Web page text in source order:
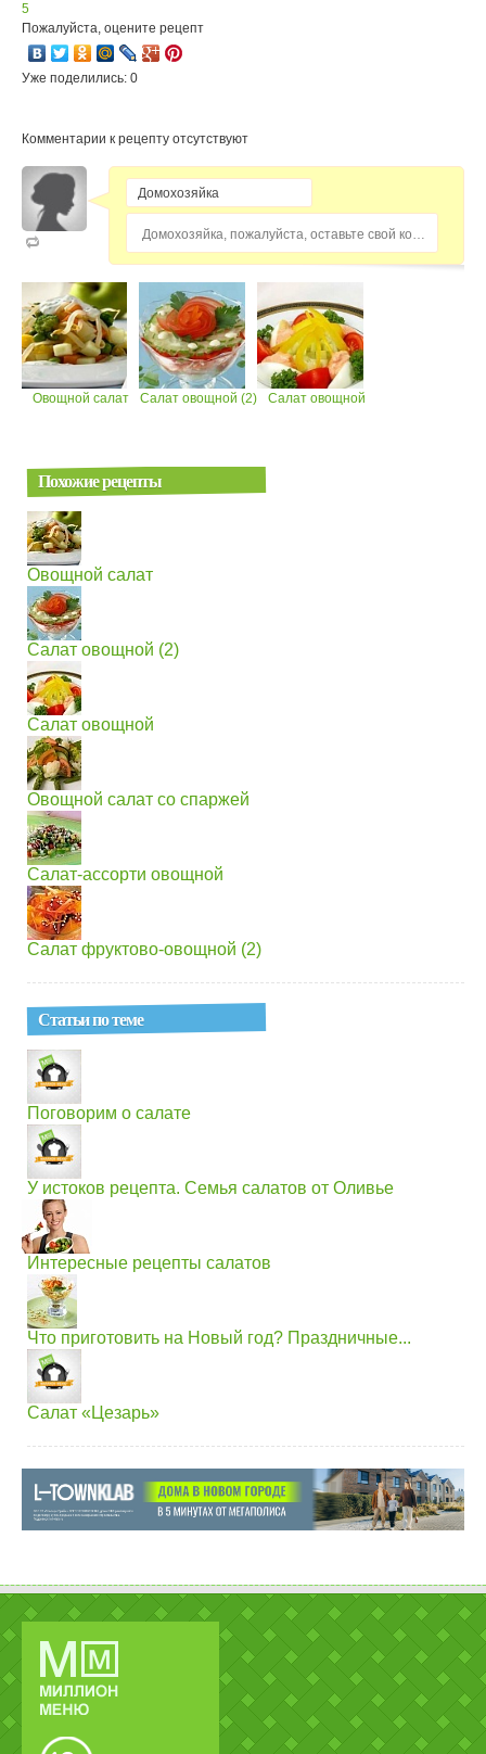
5
Пожалуйста, оцените рецепт
Уже поделились: 0
Комментарии к рецепту отсутствуют
Домохозяйка, пожалуйста, оставьте свой комментарий...
Овощной салат Салат овощной (2) Салат овощной
Похожие рецепты
Овощной салат
Салат овощной (2)
Салат овощной
Овощной салат со спаржей
Салат-ассорти овощной
Салат фруктово-овощной (2)
Статьи по теме
Поговорим о салате
У истоков рецепта. Семья салатов от Оливье
Интересные рецепты салатов
Что приготовить на Новый год? Праздничные...
Салат «Цезарь»